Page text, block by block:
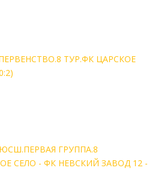
ТУР.ФК ЦАРСКОЕ
ГРУППА.8
СЕЛО - ФК НЕВСКИЙ ЗАВОД 12 -